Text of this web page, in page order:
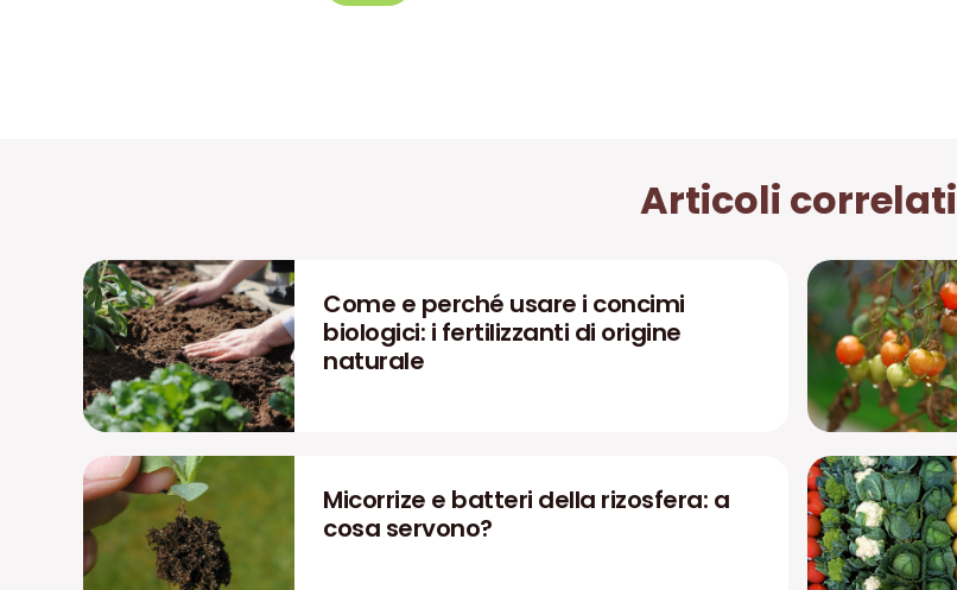
Articoli correlati
Come e perché usare i concimi
biologici: i fertilizzanti di origine
naturale
Micorrize e batteri della rizosfera: a
cosa servono?